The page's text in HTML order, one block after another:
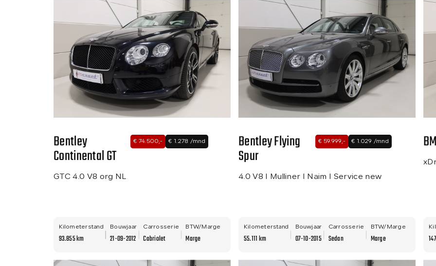
Bentley
Continental GT
€ 74.500,- € 1.278 /mnd
GTC 4.0 V8 org NL
Kilometerstand
93.855 km
Bouwjaar
21-09-2012
Carrosserie
Cabriolet
BTW/Marge
Marge
Bentley Flying
Spur
€ 59.999,- € 1.029 /mnd
4.0 V8 I Mulliner I Naim I Service new
Kilometerstand
55.111 km
Bouwjaar
07-10-2015
Carrosserie
Sedan
BTW/Marge
Marge